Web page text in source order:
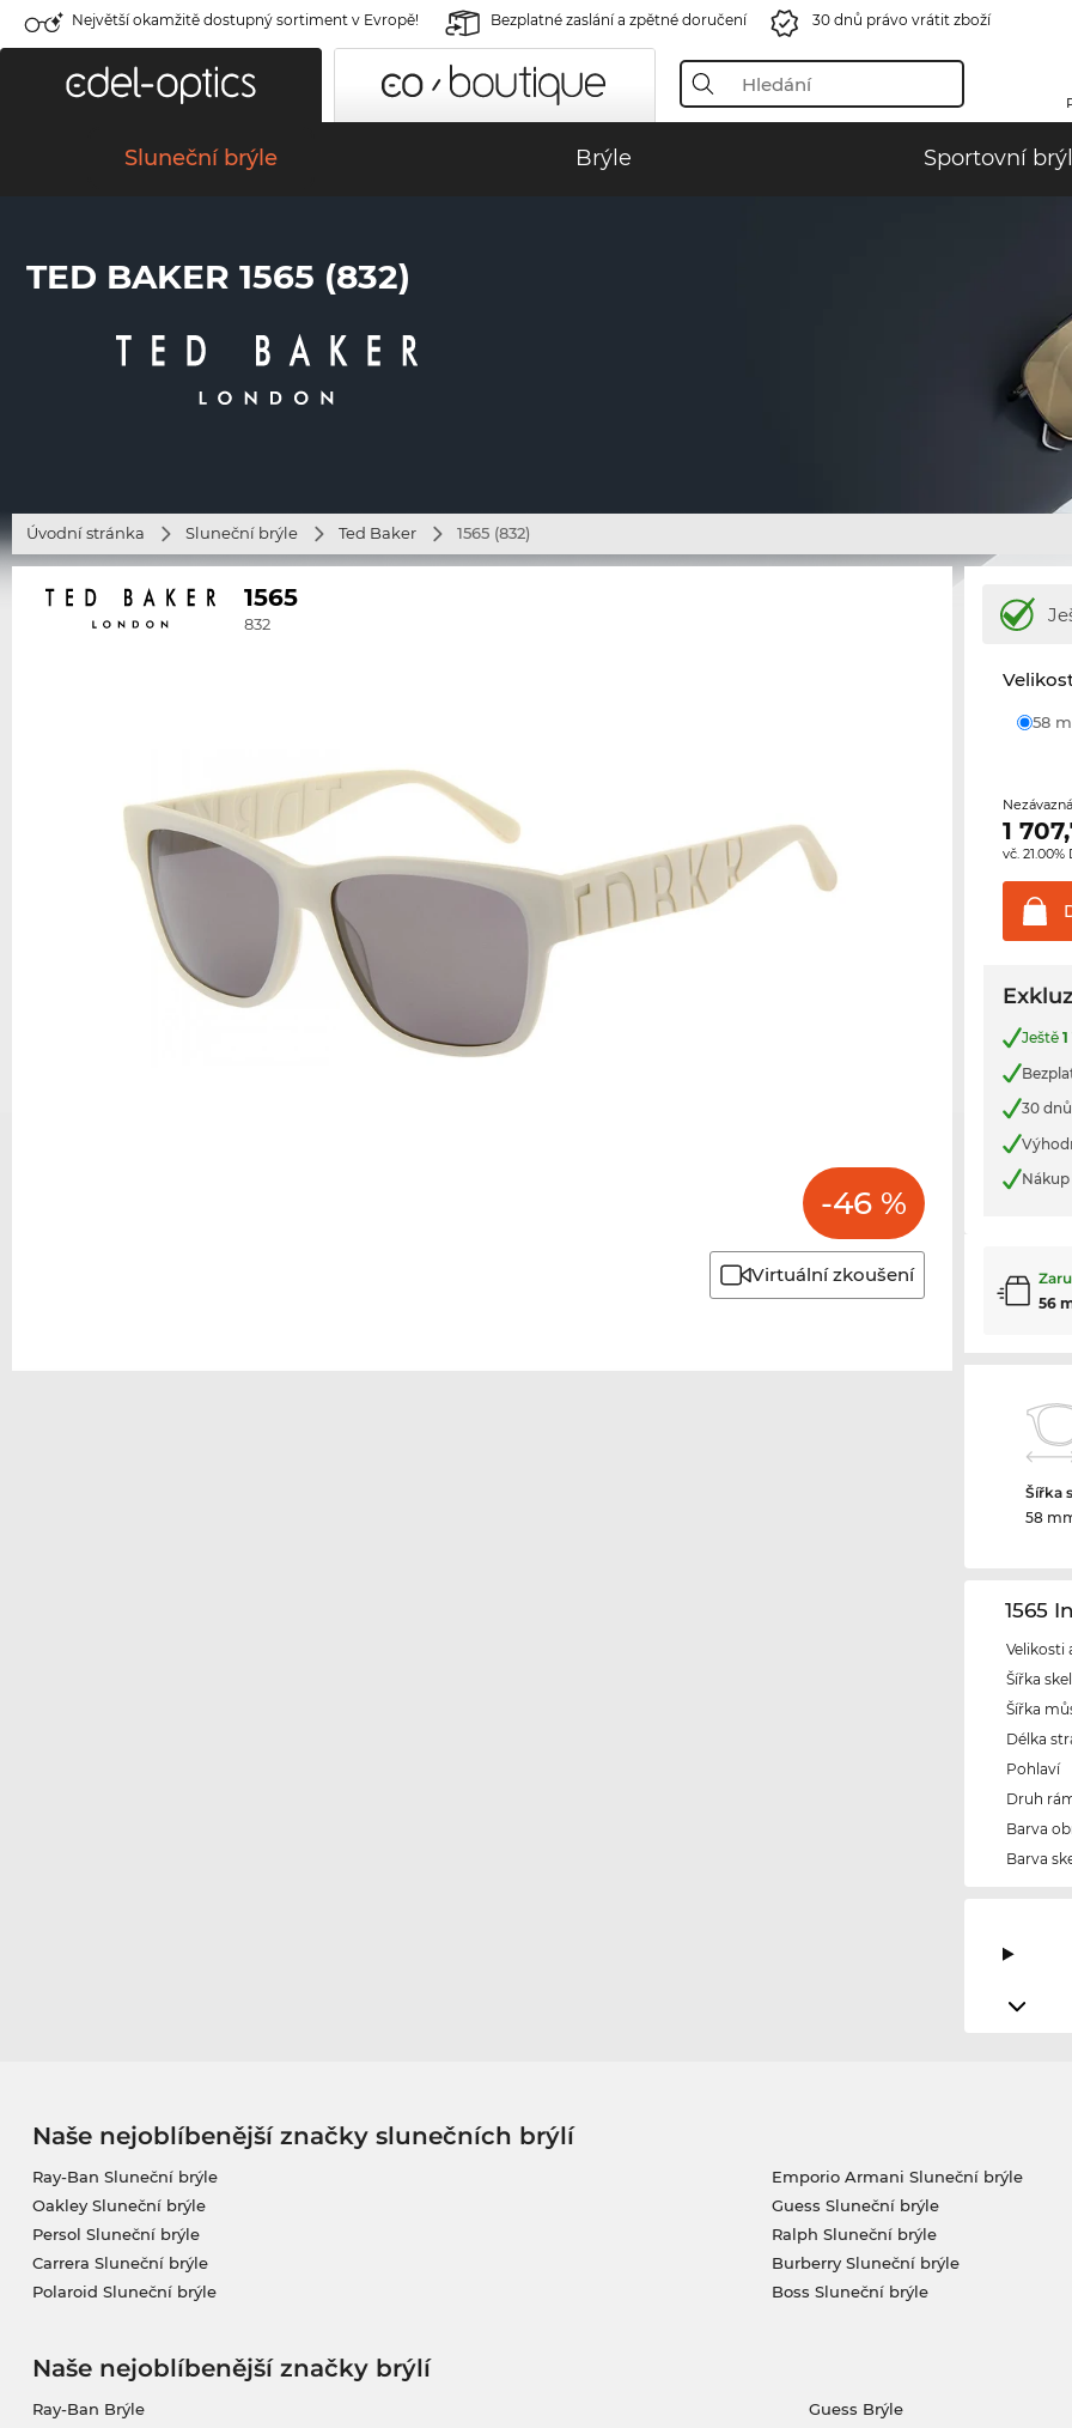
Největší okamžitě dostupný sortiment v Evropě! Bezplatné zaslání a zpětné doručení 30 dnů právo vrátit zboží
Sluneční brýle Brýle Sportovní
TED BAKER 1565 (832)
Úvodní stránka Sluneční brýle Ted Baker 1565 (832)
1565
832
-46 %
Virtuální zkoušení
58
1
vč. 21.00%
Ještě1
30
56
Šířka
58
1565
Velikosti
Šířka skel
Šířka
Délka
Pohlaví
Druh
Barva
Barva
Naše nejoblíbenější značky slunečních brýlí
Ray-Ban Sluneční brýle
Oakley Sluneční brýle
Persol Sluneční brýle
Carrera Sluneční brýle
Polaroid Sluneční brýle
Emporio Armani Sluneční brýle
Guess Sluneční brýle
Ralph Sluneční brýle
Burberry Sluneční brýle
Boss Sluneční brýle
Naše nejoblíbenější značky brýlí
Ray-Ban Brýle
Guess Brýle